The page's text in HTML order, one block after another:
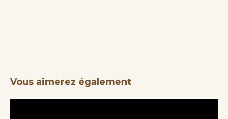
Vous aimerez également